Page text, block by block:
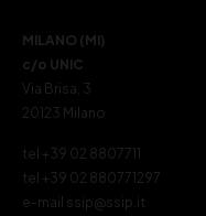
MILANO (MI)
c/o UNIC
Via Brisa, 3
20123 Milano
tel +39 02 8807711
tel +39 02 880771297
e-mail ssip@ssip.it